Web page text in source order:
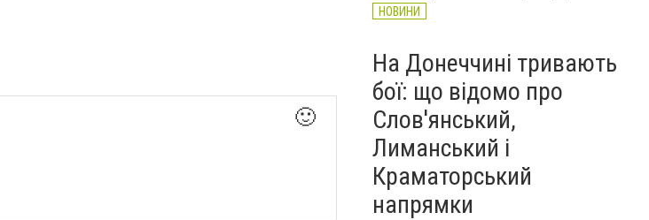
🙂
НОВИНИ
На Донеччині тривають
бої: що відомо про
Слов'янський,
Лиманський і
Краматорський
напрямки